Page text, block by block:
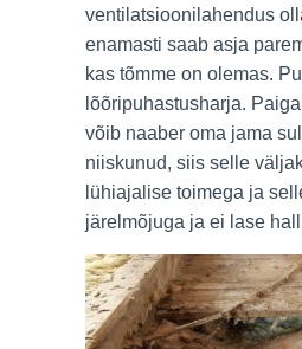
ventilatsioonilahendus
enamasti saab asja
kas tõmme on olemas.
lõõripuhastusharja.
võib naaber oma jama
niiskunud, siis selle
lühiajalise toimega ja
järelmõjuga ja ei lase